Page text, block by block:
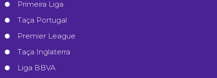
Primeira Liga
Taça Portugal
Premier League
Taça Inglaterra
Liga BBVA